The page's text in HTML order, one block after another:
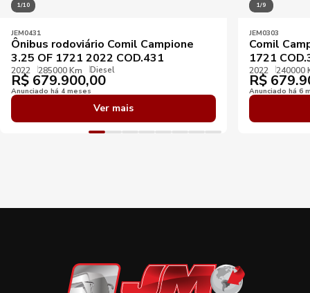
1/10
JEM0431
Ônibus rodoviário Comil Campione
3.25 OF 1721 2022 COD.431
2022 285000 Km Diesel
R$ 679.900,00
Anunciado há 4 meses
Ver mais
1/9
JEM0303
Comil
1721
2022 240000
R$
Anunciado há 6